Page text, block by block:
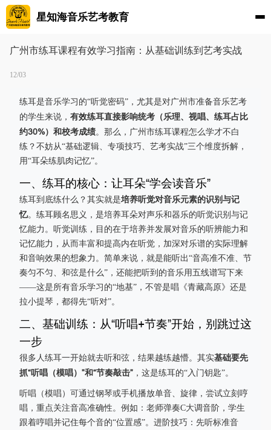
星知海音乐艺考教育
广州市练耳课程有效学习指南：从基础训练到艺考实战
12/03
练耳是音乐学习的“听觉密码”，尤其是对广州市准备音乐艺考
的学生来说， 有效练耳直接影响统考（乐理、视唱、练耳占比
约30%）和校考成绩。那么，广州市练耳课程怎么学才不白
练？不妨从“基础逻辑、专项技巧、艺考实战”三个维度拆解，
用“耳朵练肌肉记忆”。
一、练耳的核心：让耳朵“学会读音乐”
练耳到底练什么？其实就是培养听觉对音乐元素的识别与记
忆。练耳顾名思义，是培养耳朵对声乐和器乐的听觉识别与记
忆能力。听觉训练，目的在于培养并发展对音乐的听辨能力和
记忆能力，从而丰富和提高内在听觉，加深对乐谱的实际理解
和音响效果的想象力。简单来说，就是能听出“音高准不准、节
奏匀不匀、和弦是什么”，还能把听到的音乐用五线谱写下来
——这是所有音乐学习的“地基”，不管是唱《青藏高原》还是
拉小提琴，都得先“听对”。
二、基础训练：从“听唱+节奏”开始，别跳过这
一步
很多人练耳一开始就去听和弦，结果越练越懵。其实基础要先
抓“听唱（模唱）”和“节奏敲击” ，这是练耳的“入门钥匙”。
听唱（模唱）可通过钢琴或手机播放单音、旋律，尝试立刻哼
唱，重点关注音高准确性。例如：老师弹奏C大调音阶，学生
跟着哼唱并记住每个音的“位置感”。进阶技巧：先听标准音